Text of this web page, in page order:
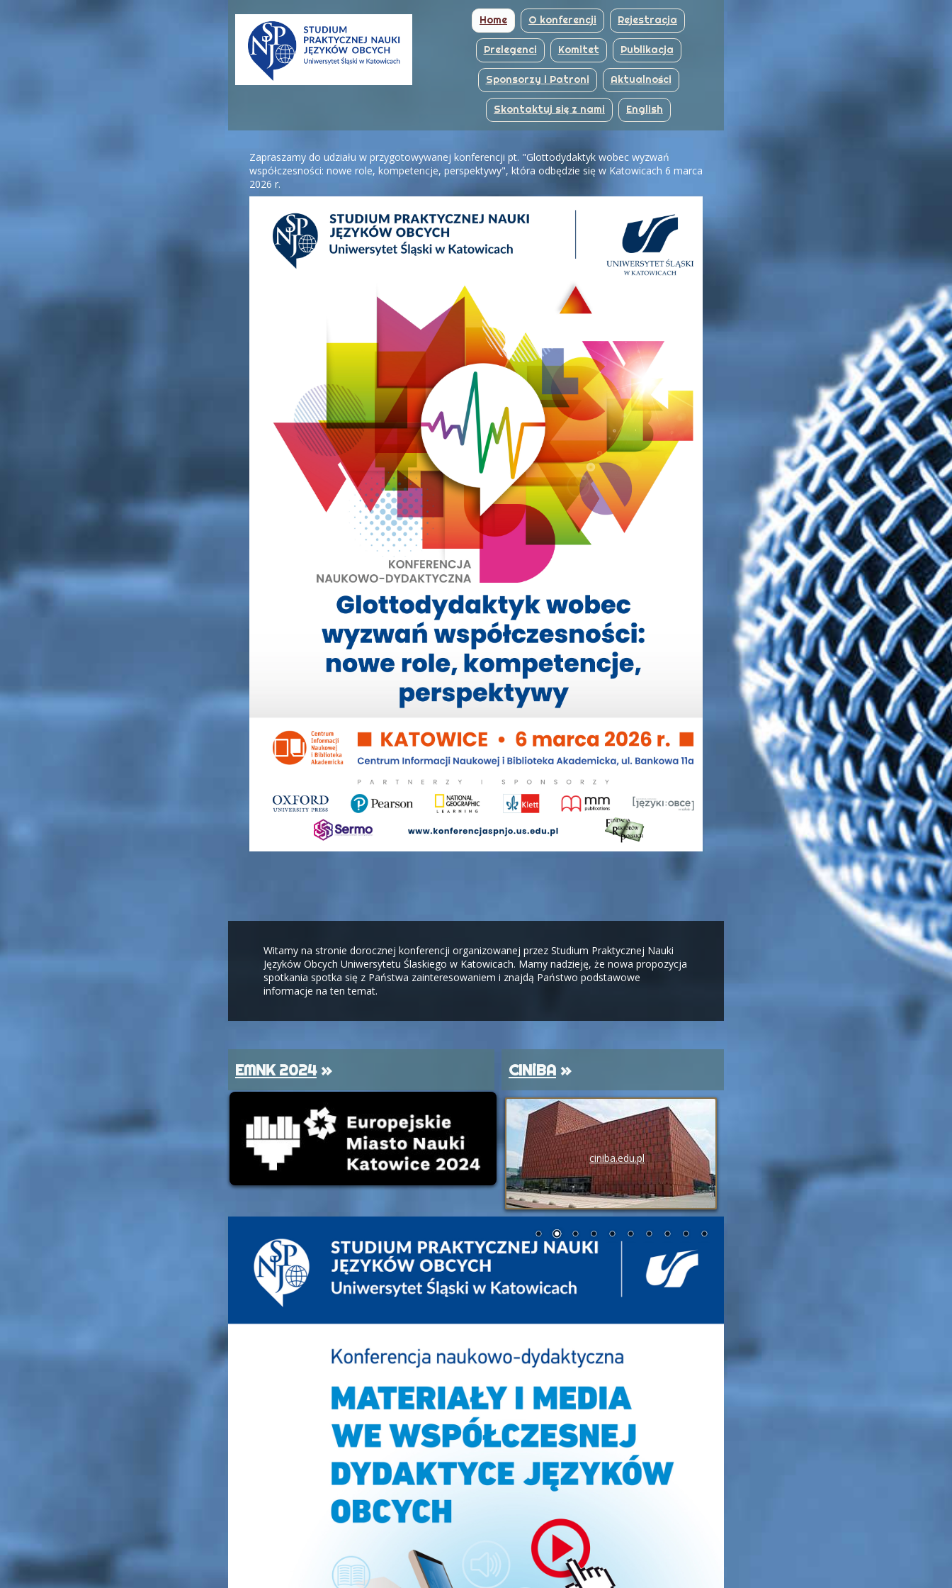
Home O konferencji Rejestracja
Prelegenci Komitet Publikacja
Sponsorzy i Patroni Aktualności
Skontaktuj się z nami English
Zapraszamy do udziału w przygotowywanej konferencji pt. "Glottodydaktyk wobec wyzwań
współczesności: nowe role, kompetencje, perspektywy", która odbędzie się w Katowicach 6 marca
2026 r.
Witamy na stronie dorocznej konferencji organizowanej przez Studium Praktycznej Nauki
Języków Obcych Uniwersytetu Ślaskiego w Katowicach. Mamy nadzieję, że nowa propozycja
spotkania spotka się z Państwa zainteresowaniem i znajdą Państwo podstawowe
informacje na ten temat.
EMNK 2024» CINiBA »
ciniba.edu.pl